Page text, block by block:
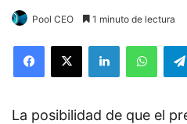
Pool CEO 1 minuto de lectura
La posibilidad de que el